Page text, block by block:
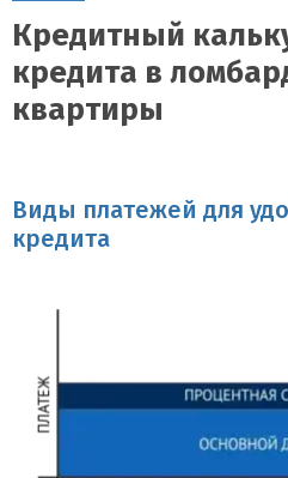
Кредитный
кредита в
квартиры
Виды платежей для
кредита